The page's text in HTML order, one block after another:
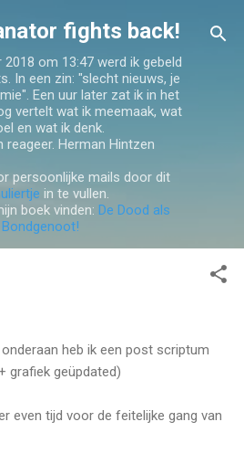
naar hoofdcontent
fights back!
om 13:47 werd ik gebeld
In een zin: "slecht nieuws, je
Een uur later zat ik in het
vertelt wat ik meemaak, wat
en wat ik denk.
reageer. Herman Hintzen
persoonlijke mails door dit
in te vullen.
boek vinden: De Dood als
Bondgenoot!
heb ik een post scriptum
grafiek geüpdated)
even tijd voor de feitelijke gang van